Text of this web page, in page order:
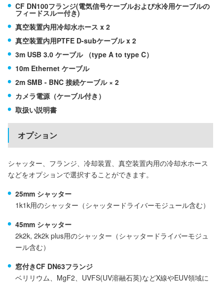
CF DN100フランジ(電気信号ケーブルおよび水冷用ケーブルの
フィードスルー付き)
真空装置内用冷却水ホース x 2
真空装置内用PTFE D-subケーブル x 2
3m USB 3.0 ケーブル （type A to type C）
10m Ethernet ケーブル
2m SMB - BNC 接続ケーブル × 2
カメラ電源（ケーブル付き）
取扱い説明書
オプション
シャッター、フランジ、冷却装置、真空装置内用の冷却水ホース
などをオプションで選択することができます。
25mm シャッター
1k1k用のシャッター（シャッタードライバーモジュール含む）
45mm シャッター
2k2k, 2k2k plus用のシャッター（シャッタードライバーモジュ
ール含む）
窓付きCF DN63フランジ
ベリリウム、MgF2、UVFS(UV溶融石英)などX線やEUV領域に